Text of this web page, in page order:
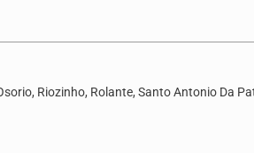
Riozinho, Rolante, Santo Antonio Da